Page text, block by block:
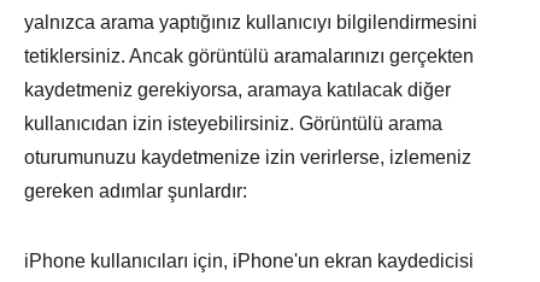
yalnızca arama yaptığınız kullanıcıyı bilgilendirmesini
tetiklersiniz. Ancak görüntülü aramalarınızı gerçekten
kaydetmeniz gerekiyorsa, aramaya katılacak diğer
kullanıcıdan izin isteyebilirsiniz. Görüntülü arama
oturumunuzu kaydetmenize izin verirlerse, izlemeniz
gereken adımlar şunlardır:
iPhone kullanıcıları için, iPhone'un ekran kaydedicisi